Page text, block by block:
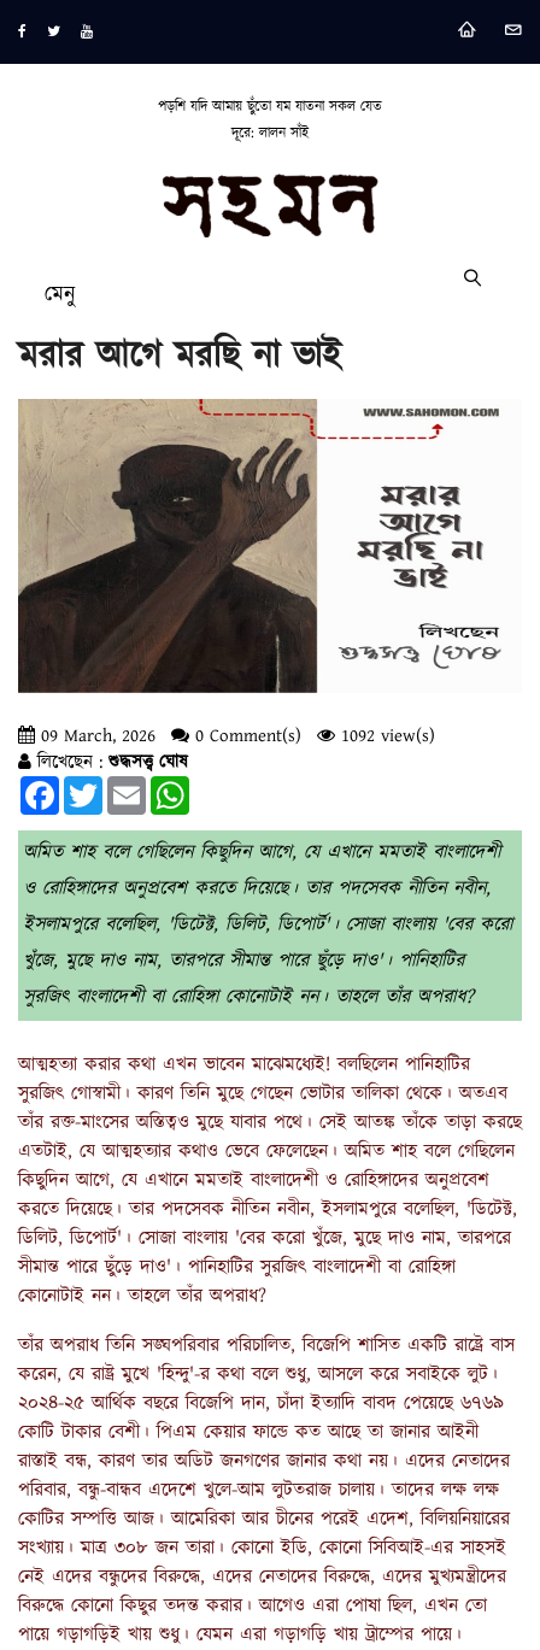
পড়শি যদি আমায় ছুঁতো যম যাতনা সকল যেত
দূরে: লালন সাঁই
মেনু
মরার আগে মরছি না ভাই
09 March, 2026 0 Comment(s)
1092 view(s)
লিখেছেন :শুদ্ধসত্ত্ব ঘোষ
FacebookTwitterEmail
অমিত শাহ বলে গেছিলেন কিছুদিন আগে, যে এখানে মমতাই বাংলাদেশী
ও রোহিঙ্গাদের অনুপ্রবেশ করতে দিয়েছে। তার পদসেবক নীতিন নবীন,
ইসলামপুরে বলেছিল, 'ডিটেক্ট, ডিলিট, ডিপোর্ট'। সোজা বাংলায় 'বের করো
খুঁজে, মুছে দাও নাম, তারপরে সীমান্ত পারে ছুঁড়ে দাও'। পানিহাটির
সুরজিৎ বাংলাদেশী বা রোহিঙ্গা কোনোটাই নন। তাহলে তাঁর অপরাধ?
আত্মহত্যা করার কথা এখন ভাবেন মাঝেমধ্যেই! বলছিলেন পানিহাটির
সুরজিৎ গোস্বামী। কারণ তিনি মুছে গেছেন ভোটার তালিকা থেকে। অতএব
তাঁর রক্ত-মাংসের অস্তিত্বও মুছে যাবার পথে। সেই আতঙ্ক তাঁকে তাড়া করছে
এতটাই, যে আত্মহত্যার কথাও ভেবে ফেলেছেন। অমিত শাহ বলে গেছিলেন
কিছুদিন আগে, যে এখানে মমতাই বাংলাদেশী ও রোহিঙ্গাদের অনুপ্রবেশ
করতে দিয়েছে। তার পদসেবক নীতিন নবীন, ইসলামপুরে বলেছিল, 'ডিটেক্ট,
ডিলিট, ডিপোর্ট'। সোজা বাংলায় 'বের করো খুঁজে, মুছে দাও নাম, তারপরে
সীমান্ত পারে ছুঁড়ে দাও'। পানিহাটির সুরজিৎ বাংলাদেশী বা রোহিঙ্গা
কোনোটাই নন। তাহলে তাঁর অপরাধ?
তাঁর অপরাধ তিনি সঙ্ঘপরিবার পরিচালিত, বিজেপি শাসিত একটি রাষ্ট্রে বাস
করেন, যে রাষ্ট্র মুখে 'হিন্দু'-র কথা বলে শুধু, আসলে করে সবাইকে লুট।
২০২৪-২৫ আর্থিক বছরে বিজেপি দান, চাঁদা ইত্যাদি বাবদ পেয়েছে ৬৭৬৯
কোটি টাকার বেশী। পিএম কেয়ার ফান্ডে কত আছে তা জানার আইনী
রাস্তাই বন্ধ, কারণ তার অডিট জনগণের জানার কথা নয়। এদের নেতাদের
পরিবার, বন্ধু-বান্ধব এদেশে খুলে-আম লুটতরাজ চালায়। তাদের লক্ষ লক্ষ
কোটির সম্পত্তি আজ। আমেরিকা আর চীনের পরেই এদেশ, বিলিয়নিয়ারের
সংখ্যায়। মাত্র ৩০৮ জন তারা। কোনো ইডি, কোনো সিবিআই-এর সাহসই
নেই এদের বন্ধুদের বিরুদ্ধে, এদের নেতাদের বিরুদ্ধে, এদের মুখ্যমন্ত্রীদের
বিরুদ্ধে কোনো কিছুর তদন্ত করার। আগেও এরা পোষা ছিল, এখন তো
পায়ে গড়াগড়িই খায় শুধু। যেমন এরা গড়াগড়ি খায় ট্রাম্পের পায়ে।